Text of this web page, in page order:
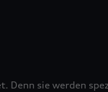
Denn sie werden